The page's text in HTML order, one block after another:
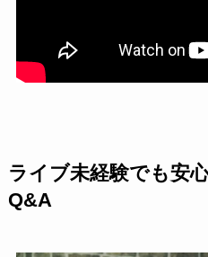
ライブ未経験でも安
Q&A